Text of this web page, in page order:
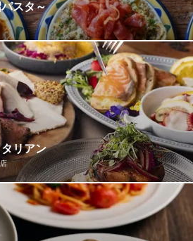
梅田店
徒歩3分
鳳城ビル7F
スタ～
に仕上げた本格パスタは、素材が持つ
したシンプルで奥深い味わいが魅力で
心温まるスープパスタまで、お客様の
ンナップをご用意しております。 タン
ナンとも相性抜群の美味しさです。
駅 徒歩5分
リアン
使い、シェフの感性が光る創作イタリ
限に引き出し、彩り豊かに盛り付けら
。舌だけでなく、目でも楽しめる逸品